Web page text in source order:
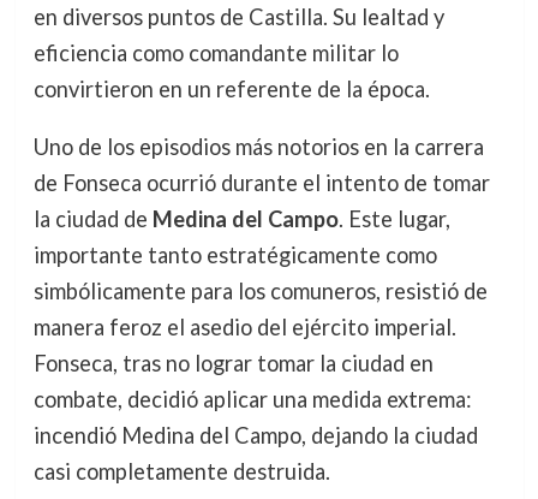
en diversos puntos de Castilla. Su lealtad y
eficiencia como comandante militar lo
convirtieron en un referente de la época.
Uno de los episodios más notorios en la carrera
de Fonseca ocurrió durante el intento de tomar
la ciudad de Medina del Campo. Este lugar,
importante tanto estratégicamente como
simbólicamente para los comuneros, resistió de
manera feroz el asedio del ejército imperial.
Fonseca, tras no lograr tomar la ciudad en
combate, decidió aplicar una medida extrema:
incendió Medina del Campo, dejando la ciudad
casi completamente destruida.